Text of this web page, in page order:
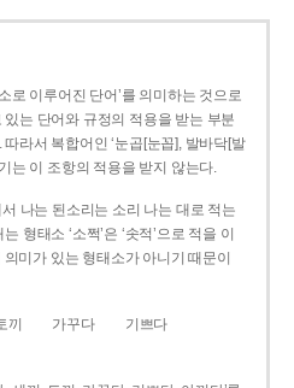
로 이루어진 단어’를 의미하는 것으로
는 단어와 규정의 적용을 받는 부분
라서 복합어인 ‘눈곱[눈꼽], 발바닥[발
는 이 조항의 적용을 받지 않는다.
나는 된소리는 소리 나는 대로 적는
형태소 ‘소쩍’은 ‘솟적’으로 적을 이
의미가 있는 형태소가 아니기 때문이
끼 가꾸다
기쁘다